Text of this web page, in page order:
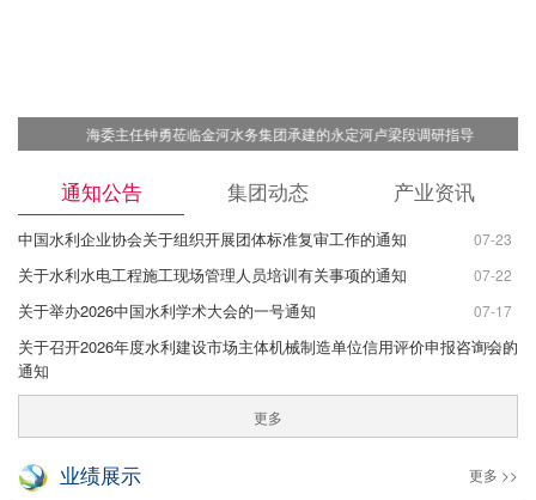
海委主任钟勇莅临金河水务集团承建的永定河卢梁段调研指导
通知公告 集团动态 产业资讯
中国水利企业协会关于组织开展团体标准复审工作的通知 07-23
关于水利水电工程施工现场管理人员培训有关事项的通知 07-22
关于举办2026中国水利学术大会的一号通知 07-17
关于召开2026年度水利建设市场主体机械制造单位信用评价申报咨询会的
通知
07-15
更多
业绩展示 更多 >>